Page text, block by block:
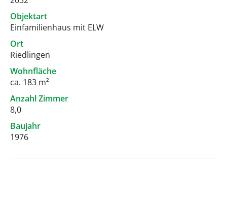
Objektart
Einfamilienhaus mit ELW
Ort
Riedlingen
Wohnfläche
ca. 183 m²
Anzahl Zimmer
8,0
Baujahr
1976